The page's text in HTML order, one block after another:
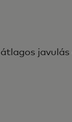
átlagos javulás